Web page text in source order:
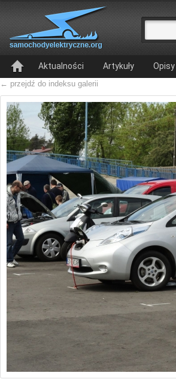
Aktualności Artykuły
← przejdź do indeksu galerii